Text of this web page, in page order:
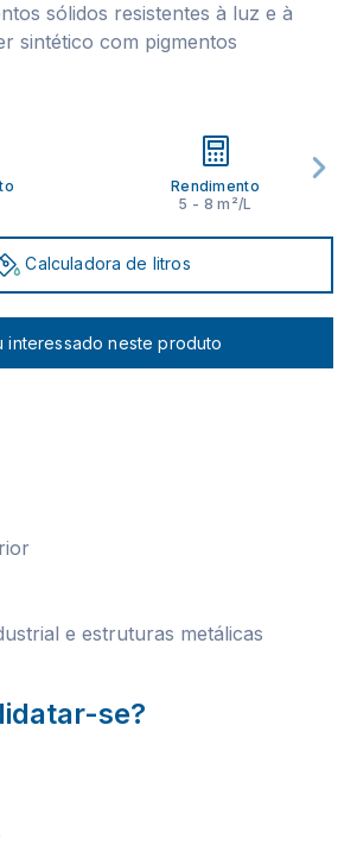
sólidos resistentes à luz e à
sintético com pigmentos
Rendimento
5 - 8 m²/L
Calculadora de litros
interessado neste produto
e estruturas metálicas
se?